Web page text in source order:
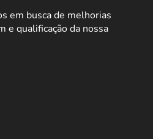
em busca de melhorias
e qualificação da nossa